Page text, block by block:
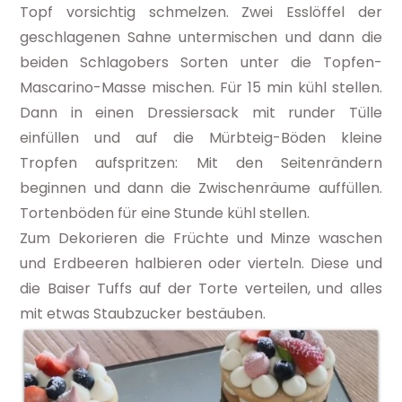
Topf vorsichtig schmelzen. Zwei Esslöffel der
geschlagenen Sahne untermischen und dann die
beiden Schlagobers Sorten unter die Topfen-
Mascarino-Masse mischen. Für 15 min kühl stellen.
Dann in einen Dressiersack mit runder Tülle
einfüllen und auf die Mürbteig-Böden kleine
Tropfen aufspritzen: Mit den Seitenrändern
beginnen und dann die Zwischenräume auffüllen.
Tortenböden für eine Stunde kühl stellen.
Zum Dekorieren die Früchte und Minze waschen
und Erdbeeren halbieren oder vierteln. Diese und
die Baiser Tuffs auf der Torte verteilen, und alles
mit etwas Staubzucker bestäuben.